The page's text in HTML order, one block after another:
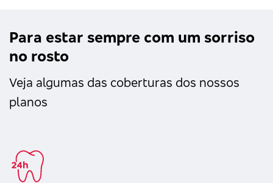
Para estar sempre com um sorriso
no rosto
Veja algumas das coberturas dos nossos
planos